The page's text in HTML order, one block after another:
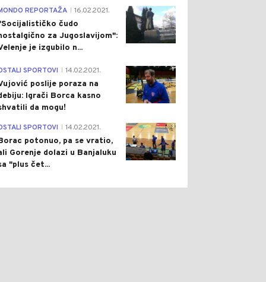
4
REPORTAŽA 16.02.2021.
čudo
za Jugoslavijom":
je izgubilo n...
1
SPORTOVI 14.02.2021.
poslije poraza na
Igrači Borca kasno
da mogu!
3
SPORTOVI 14.02.2021.
potonuo, pa se vratio,
Gorenje dolazi u Banjaluku
"plus čet...